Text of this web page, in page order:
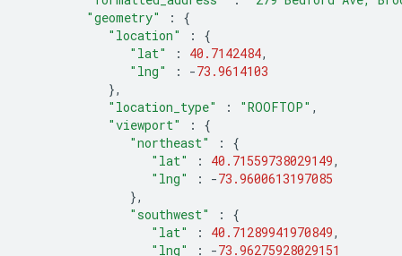
"geometry"
:
{
"location"
:
{
"lat"
: 40.7142484,
"lng"
: -73.9614103
},
"location_type"
: "ROOFTOP" ,
"viewport"
:
{
"northeast"
:
{
"lat"
: 40.71559738029149,
"lng"
: -73.9600613197085
},
"southwest"
:
{
"lat"
: 40.71289941970849,
"lng"
: -73.96275928029151